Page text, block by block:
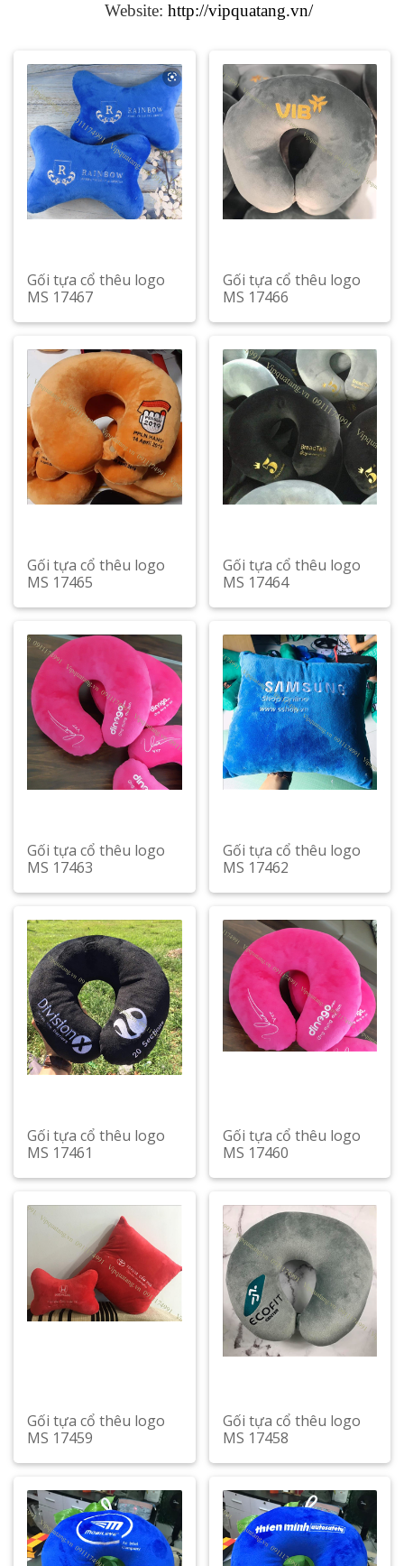
Website: http://vipquatang.vn/
Gối tựa cổ thêu logo
MS 17467
Gối tựa cổ thêu logo
MS 17466
Gối tựa cổ thêu logo
MS 17465
Gối tựa cổ thêu logo
MS 17464
Gối tựa cổ thêu logo
MS 17463
Gối tựa cổ thêu logo
MS 17462
Gối tựa cổ thêu logo
MS 17461
Gối tựa cổ thêu logo
MS 17460
Gối tựa cổ thêu logo
MS 17459
Gối tựa cổ thêu logo
MS 17458